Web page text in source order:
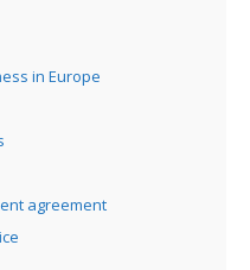
in Europe
agreement